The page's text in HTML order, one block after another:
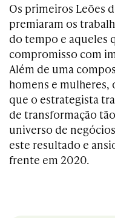
Os primeiros Leões
premiaram os
do tempo e aqueles
compromisso com
Além de uma
homens e
que o estrategista
de transformação
universo de
este resultado e
frente em 2020.